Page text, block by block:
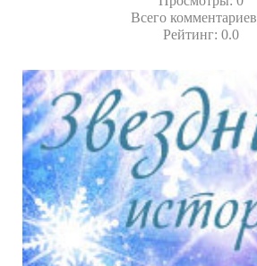
Всего комментариев
Рейтинг: 0.0